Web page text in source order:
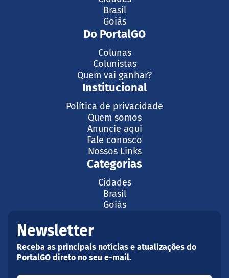
Brasil
Goiás
Do PortalGO
Colunas
Colunistas
Quem vai ganhar?
Institucional
Política de privacidade
Quem somos
Anuncie aqui
Fale conosco
Nossos Links
Categorias
Cidades
Brasil
Goiás
Newsletter
Receba as principais notícias e atualizações do
PortalGO direto no seu e-mail.